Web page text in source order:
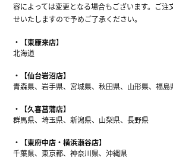
容によっては変更となる場合もございます。ご注
せいたしますので予めご了承ください。
【東雁来店】
北海道
【仙台岩沼店】
青森県、岩手県、宮城県、秋田県、山形県、福
【久喜菖蒲店】
群馬県、埼玉県、新潟県、山梨県、長野県
【東府中店・横浜瀬谷店】
千葉県、東京都、神奈川県、沖縄県